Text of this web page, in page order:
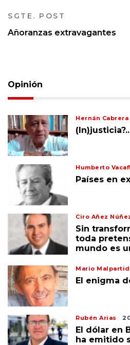
SGTE. POST
Añoranzas extravagantes
Opinión
Hernán Cabrera
Humberto
Países en
Ciro Añez
Sin
toda
mundo es
Mario
El enigma
Rubén Arias
El dólar en
ha emitido